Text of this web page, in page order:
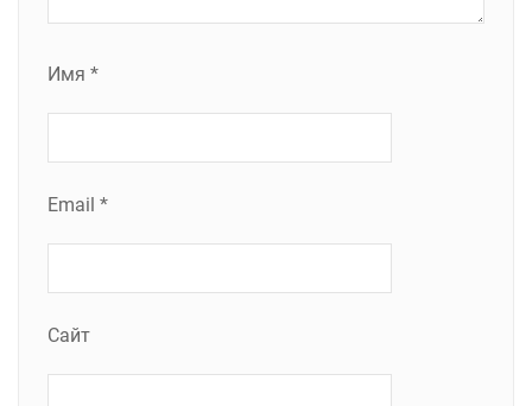
Имя *
Email *
Сайт